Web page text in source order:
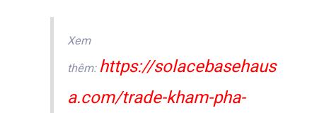
Xem
thêm: https://solacebasehaus
a.com/trade-kham-pha-